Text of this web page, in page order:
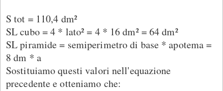
S tot = 110,4 dm²
SL cubo = 4 * lato² = 4 * 16 dm² = 64 dm²
SL piramide = semiperimetro di base * apotema =
8 dm * a
Sostituiamo questi valori nell'equazione
precedente e otteniamo che: